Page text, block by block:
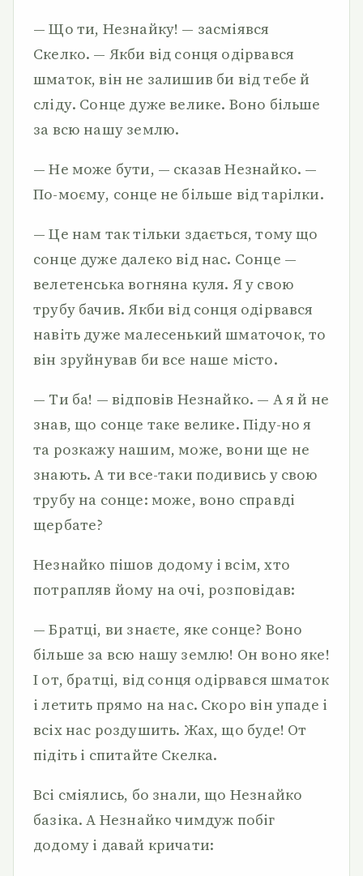
— Що ти, Незнайку! — засміявся
Скелко. — Якби від сонця одірвався
шматок, він не залишив би від тебе й
сліду. Сонце дуже велике. Воно більше
за всю нашу землю.
— Не може бути, — сказав Незнайко. —
По-моєму, сонце не більше від тарілки.
— Це нам так тільки здається, тому що
сонце дуже далеко від нас. Сонце —
велетенська вогняна куля. Я у свою
трубу бачив. Якби від сонця одірвався
навіть дуже малесенький шматочок, то
він зруйнував би все наше місто.
— Ти ба! — відповів Незнайко. — А я й не
знав, що сонце таке велике. Піду-но я
та розкажу нашим, може, вони ще не
знають. А ти все-таки подивись у свою
трубу на сонце: може, воно справді
щербате?
Незнайко пішов додому і всім, хто
потрапляв йому на очі, розповідав:
— Братці, ви знаєте, яке сонце? Воно
більше за всю нашу землю! Он воно яке!
І от, братці, від сонця одірвався шматок
і летить прямо на нас. Скоро він упаде і
всіх нас роздушить. Жах, що буде! От
підіть і спитайте Скелка.
Всі сміялись, бо знали, що Незнайко
базіка. А Незнайко чимдуж побіг
додому і давай кричати: